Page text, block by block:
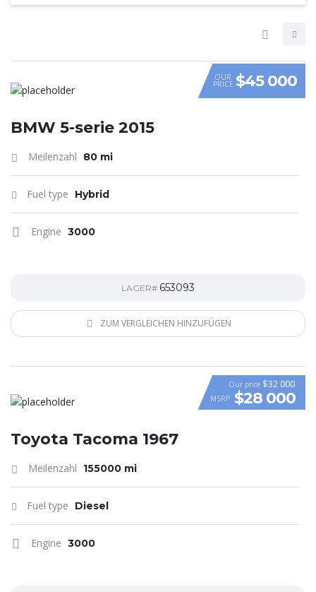
VIDEO
OUR
PRICE $45 000
BMW 5-serie 2015
Meilenzahl 80 mi
Fuel type Hybrid
Engine 3000
LAGER# 653093
ZUM VERGLEICHEN HINZUFÜGEN
Our price $32 000
MSRP $28 000
Toyota Tacoma 1967
Meilenzahl 155000 mi
Fuel type Diesel
Engine 3000